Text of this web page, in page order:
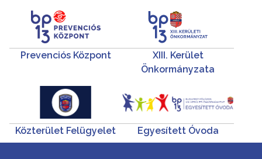
Prevenciós Központ
XIII. Kerület
Önkormányzata
Közterület Felügyelet Egyesített Óvoda